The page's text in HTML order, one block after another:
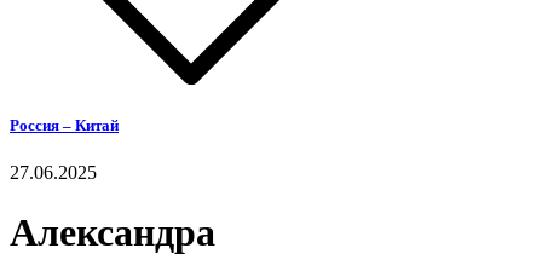
Россия – Китай
27.06.2025
Александра